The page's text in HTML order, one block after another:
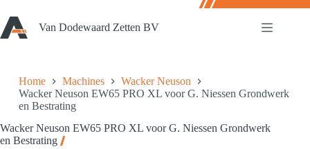
naar
de
inhoud
Van Dodewaard Zetten BV
Home Machines
Wacker Neuson
Wacker Neuson EW65 PRO XL voor G. Niessen Grondwerk
en Bestrating
Wacker Neuson EW65 PRO XL voor G. Niessen Grondwerk
en Bestrating